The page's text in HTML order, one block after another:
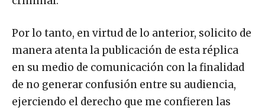
Por lo tanto, en virtud de lo anterior, solicito de
manera atenta la publicación de esta réplica
en su medio de comunicación con la finalidad
de no generar confusión entre su audiencia,
ejerciendo el derecho que me confieren las